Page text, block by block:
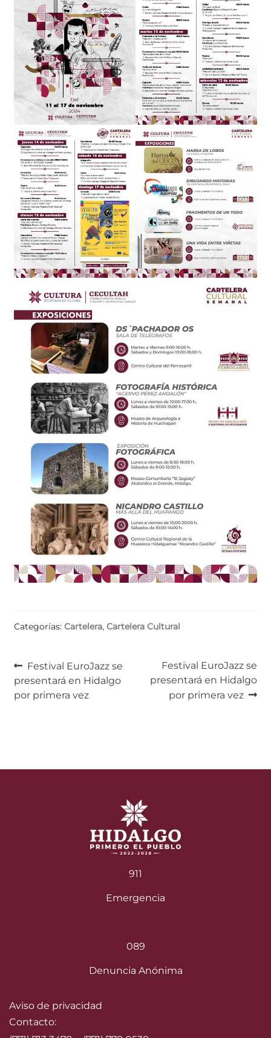
Categorías: Cartelera, Cartelera Cultural
Navegación
de
Anterior:
Festival EuroJazz se
presentará en Hidalgo
por primera vez
Siguiente:
Festival EuroJazz se
presentará en Hidalgo
por primera vez
911
Emergencia
089
Denuncia Anónima
Aviso de privacidad
Contacto: